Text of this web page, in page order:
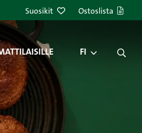
Suosikit Ostoslista
FI